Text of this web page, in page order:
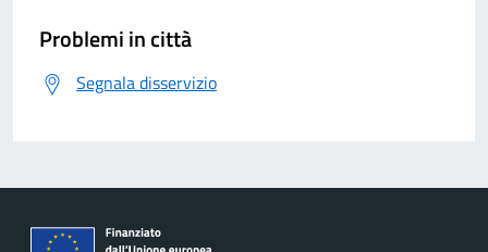
Problemi in città
Segnala disservizio